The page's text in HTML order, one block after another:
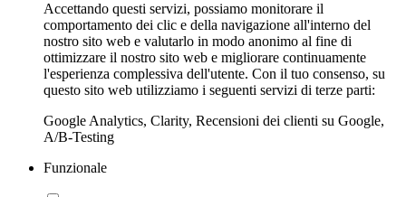
Accettando questi servizi, possiamo monitorare il
comportamento dei clic e della navigazione all'interno del
nostro sito web e valutarlo in modo anonimo al fine di
ottimizzare il nostro sito web e migliorare continuamente
l'esperienza complessiva dell'utente. Con il tuo consenso, su
questo sito web utilizziamo i seguenti servizi di terze parti:
Google Analytics, Clarity, Recensioni dei clienti su Google,
A/B-Testing
Funzionale